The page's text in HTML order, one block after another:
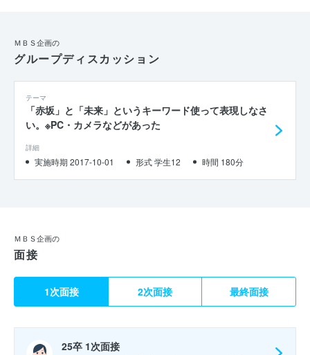
ＭＢＳ企画の
グループディスカッション
テーマ
「赤坂」と「未来」というキーワード使って表現しなさ
い。※PC・カメラなどがあった
詳細
実施時期 2017-10-01 形式 学生12 時間 180分
ＭＢＳ企画の
面接
1次面接 2次面接 最終面接
25卒 1次面接